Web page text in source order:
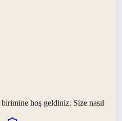
birimine hoş geldiniz. Size nasıl